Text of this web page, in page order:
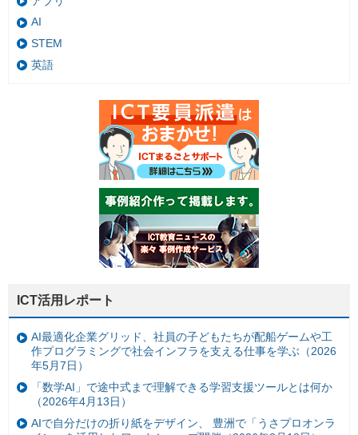
AI
STEM
英語
ICT活用レポート
AI最適化企業グリッド、社員の子どもたちが配船ゲームや工
作プログラミングで社会インフラを支える仕事を学ぶ（2026
年5月7日）
「数学AI」で途中式まで理解できる学習支援ツールとは何か
（2026年4月13日）
AIで自分だけの折り紙をデザイン、 豊洲で「うさプロオンラ